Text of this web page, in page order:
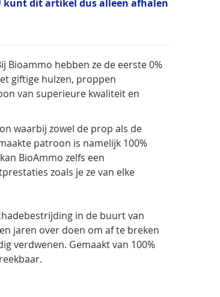
dit artikel dus alleen afhalen
Bioammo hebben ze de eerste 0%
giftige hulzen, proppen
van superieure kwaliteit en
waarbij zowel de prop als de
patroon is namelijk 100%
BioAmmo zelfs een
zoals je ze van elke
in de buurt van
jaren over doen om af te breken
verdwenen. Gemaakt van 100%